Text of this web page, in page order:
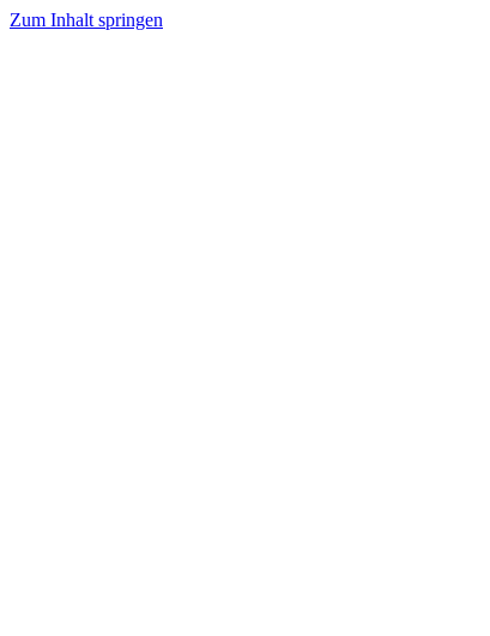
Zum Inhalt springen